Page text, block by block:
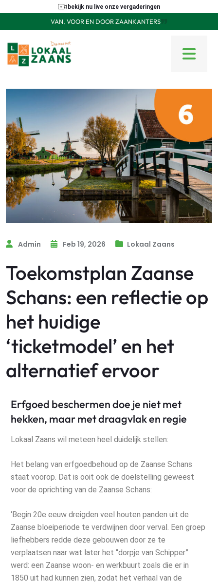
bekijk nu live onze vergaderingen
VAN, VOOR EN DOOR ZAANKANTERS
Admin Feb 19, 2026 Lokaal Zaans
Toekomstplan Zaanse
Schans: een reflectie op
het huidige
‘ticketmodel’ en het
alternatief ervoor
Erfgoed beschermen doe je niet met
hekken, maar met draagvlak en regie
Lokaal Zaans wil meteen heel duidelijk stellen:
Het belang van erfgoedbehoud op de Zaanse Schans
staat voorop. Dat is ooit ook de doelstelling geweest
voor de oprichting van de Zaanse Schans:
‘Begin 20e eeuw dreigden veel houten panden uit de
Zaanse bloeiperiode te verdwijnen door verval. Een groep
liefhebbers redde deze gebouwen door ze te
verplaatsen naar wat later het “dorpje van Schipper”
werd: een Zaanse woon- en werkbuurt zoals die er in
1850 uit had kunnen zien, zodat het verhaal van de